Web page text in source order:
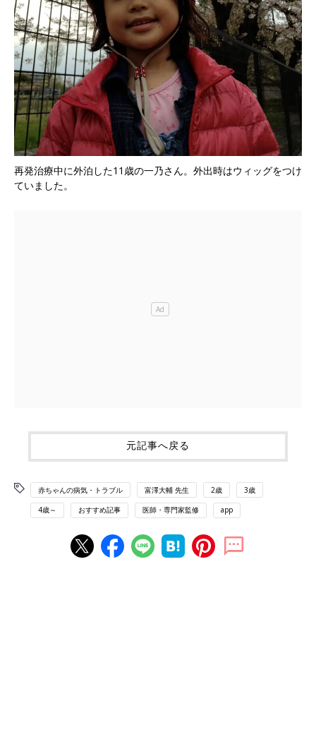
再発治療中に外泊した11歳の一乃さん。外出時はウィッグをつけ
ていました。
元記事へ戻る
赤ちゃんの病気・トラブル 富澤大輔 先生 2歳 3歳
4歳～ おすすめ記事 医師・専門家監修 app